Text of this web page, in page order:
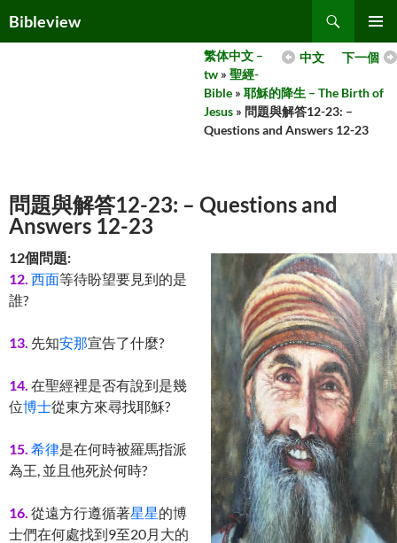
toBibleview
MENU
下一個
中文
繁体中文 –
tw » 聖經-
Bible » 耶穌的降生 – The Birth of
Jesus » 問題與解答12-23: –
Questions and Answers 12-23
問題與解答12-23: – Questions and
Answers 12-23
12個問題:
12. 西面等待盼望要見到的是
誰?
13. 先知安那宣告了什麼?
14. 在聖經裡是否有說到是幾
位博士從東方來尋找耶穌?
15. 希律是在何時被羅馬指派
為王, 並且他死於何時?
16. 從遠方行遵循著星星的博
士們在何處找到9至20月大的